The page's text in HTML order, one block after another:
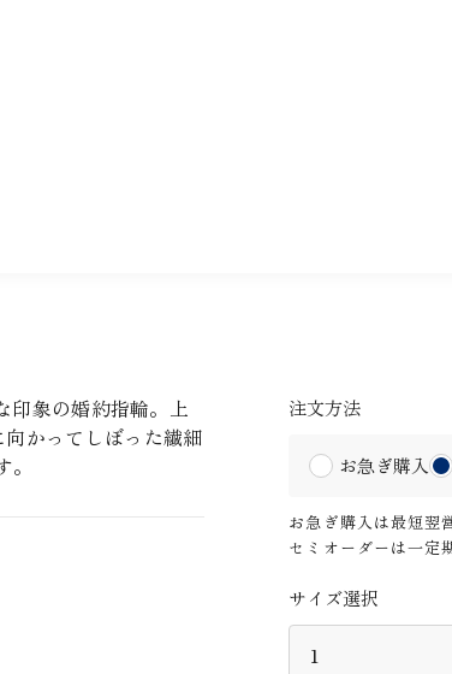
印象の婚約指輪。上
かってしぼった繊細
注文方法
お急ぎ購入
お急ぎ購入は最短翌
セミオーダーは一定
サイズ選択